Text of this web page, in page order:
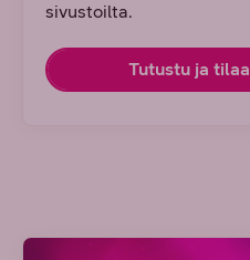
sivustoilta.
Tutustu ja tilaa